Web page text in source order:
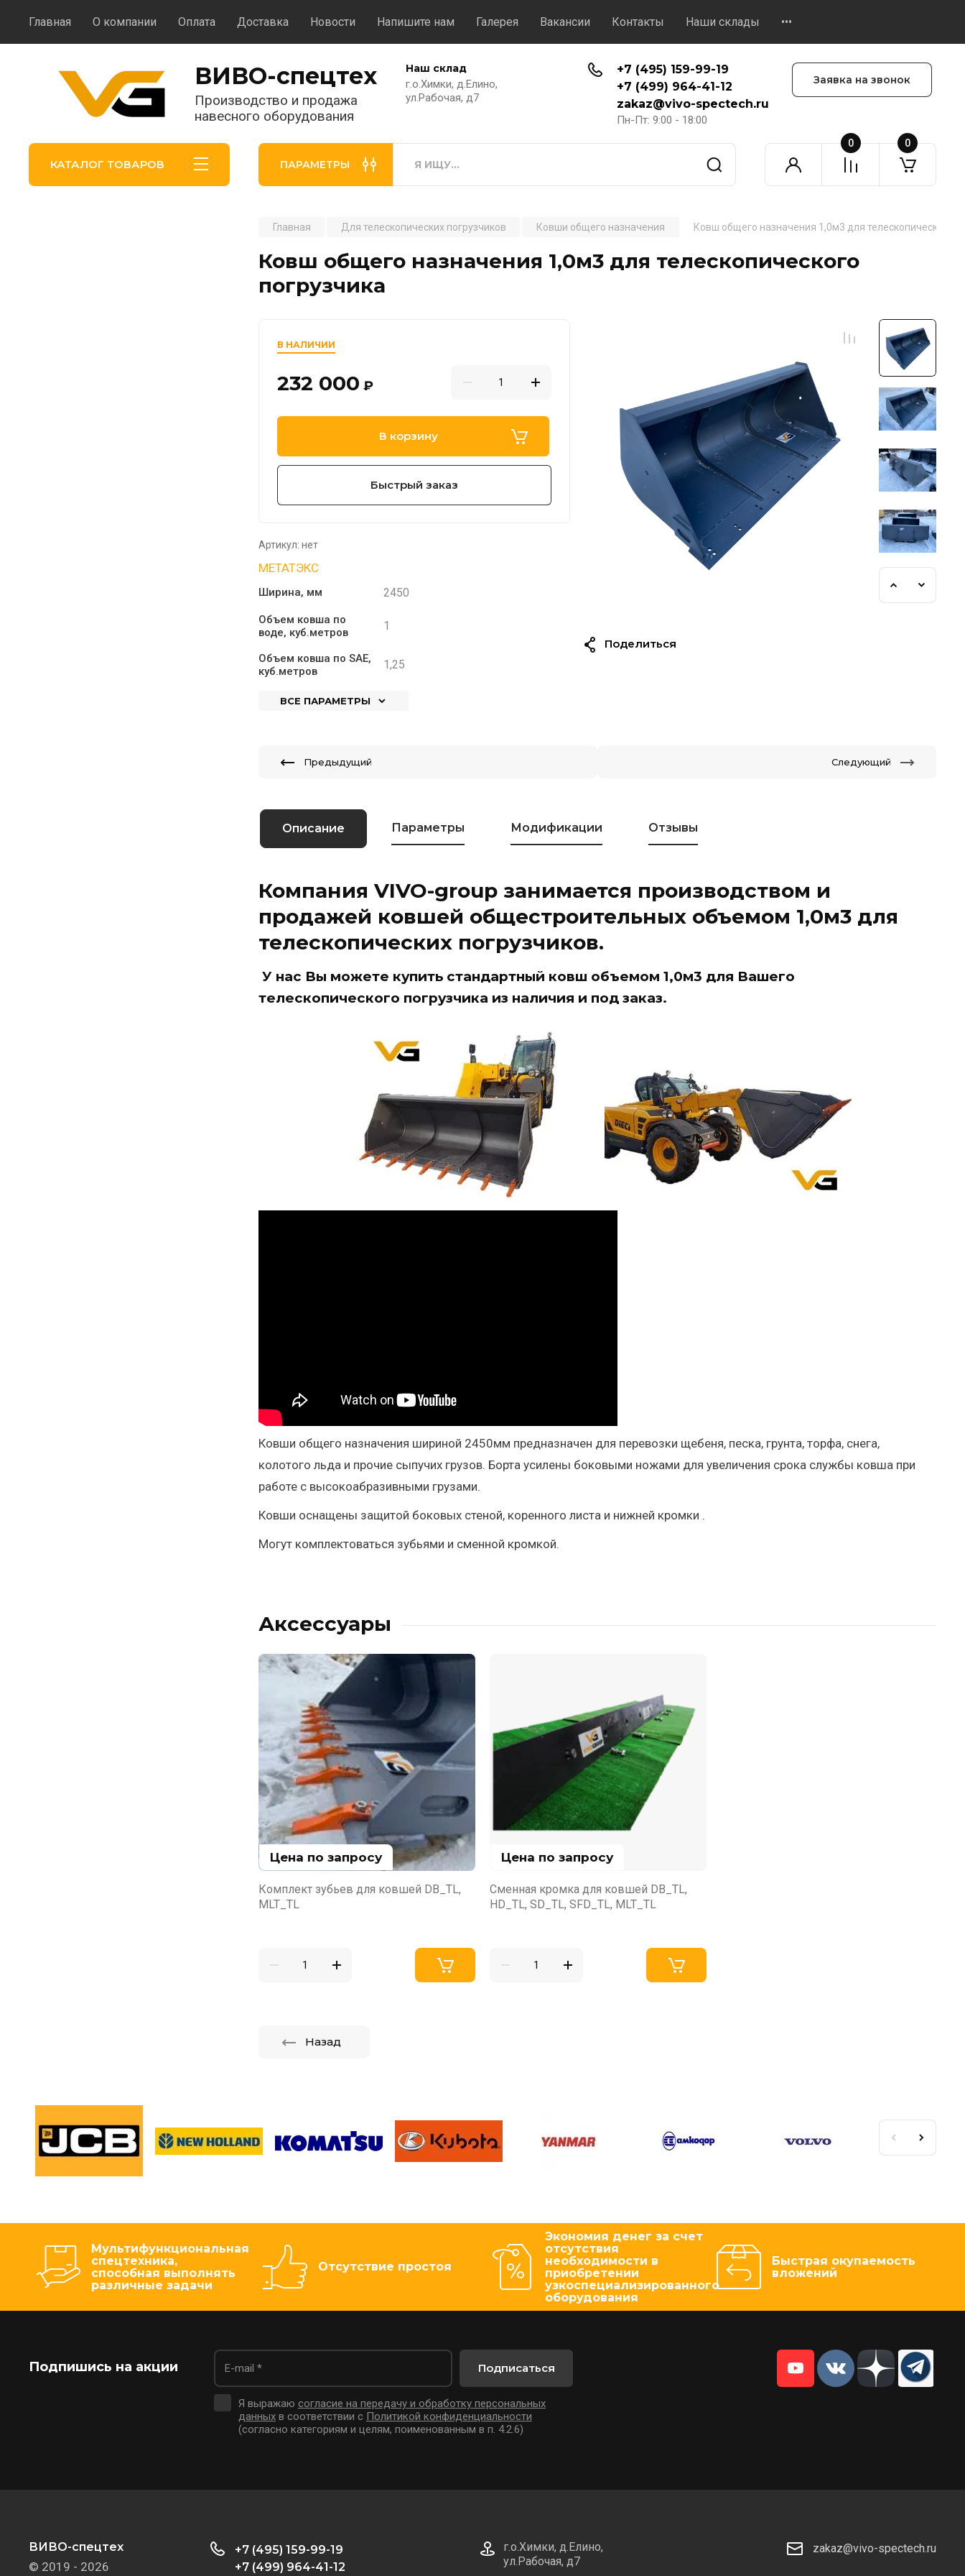
Главная О компании Оплата Доставка Новости Напишите нам Галерея Вакансии Контакты Наши склады •••
ВИВО-спецтех
Производство и продажа
навесного оборудования
Наш склад
г.о.Химки, д.Елино,
ул.Рабочая, д7
+7 (495) 159-99-19
+7 (499) 964-41-12
zakaz@vivo-spectech.ru
Пн-Пт: 9:00 - 18:00
Заявка на звонок
КАТАЛОГ ТОВАРОВ ПАРАМЕТРЫ
0 0
Главная Для телескопических погрузчиков Ковши общего назначения Ковш общего назначения 1,0м3 для телескопического
Ковш общего назначения 1,0м3 для телескопического
погрузчика
В НАЛИЧИИ
232 000 ₽
В корзину
Быстрый заказ
Артикул: нет
МЕТАТЭКС
Ширина, мм 2450
Объем ковша по
воде, куб.метров
1
Объем ковша по SAE,
куб.метров
1,25
ВСЕ ПАРАМЕТРЫ
Поделиться
Предыдущий Следующий
Описание Параметры Модификации Отзывы
Компания VIVO-group занимается производством и
продажей ковшей общестроительных объемом 1,0м3 для
телескопических погрузчиков.
У нас Вы можете купить стандартный ковш объемом 1,0м3 для Вашего
телескопического погрузчика из наличия и под заказ.
Ковши общего назначения шириной 2450мм предназначен для перевозки щебеня, песка, грунта, торфа, снега,
колотого льда и прочие сыпучих грузов. Борта усилены боковыми ножами для увеличения срока службы ковша при
работе с высокоабразивными грузами.
Ковши оснащены защитой боковых стеной, коренного листа и нижней кромки .
Могут комплектоваться зубьями и сменной кромкой.
Аксессуары
Цена по запросу
Комплект зубьев для ковшей DB_TL,
MLT_TL
Цена по запросу
Сменная кромка для ковшей DB_TL,
HD_TL, SD_TL, SFD_TL, MLT_TL
Назад
Мультифункциональная
спецтехника,
способная выполнять
различные задачи
Отсутствие простоя
Экономия денег за счет
отсутствия
необходимости в
приобретении
узкоспециализированного
оборудования
Быстрая окупаемость
вложений
Подпишись на акции
Я выражаю согласие на передачу и обработку персональных
данныхв соответствии с Политикой конфиденциальности
(согласно категориям и целям, поименованным в п. 4.2.6)
Подписаться
ВИВО-спецтех
© 2019 - 2026
+7 (495) 159-99-19
+7 (499) 964-41-12
г.о.Химки, д.Елино,
ул.Рабочая, д7
zakaz@vivo-spectech.ru